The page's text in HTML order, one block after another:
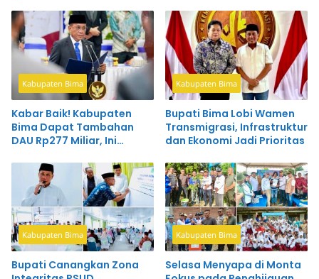
Kabupaten Bima
Kabar Baik! Kabupaten
Bima Dapat Tambahan
DAU Rp277 Miliar, Ini
Kabupaten Bima
Bupati Bima Lobi Wamen
Transmigrasi, Infrastruktur
dan Ekonomi Jadi Prioritas
Kabupaten Bima
Bupati Canangkan Zona
Kabupaten Bima
Selasa Menyapa di Monta